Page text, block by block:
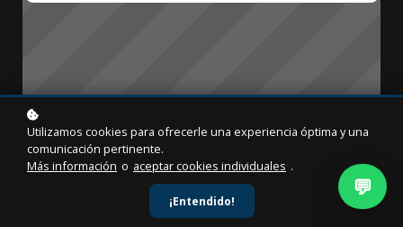
💬
Utilizamos cookies para ofrecerle una experiencia óptima y una
comunicación pertinente.
Más información o aceptar cookies individuales .
¡Entendido!